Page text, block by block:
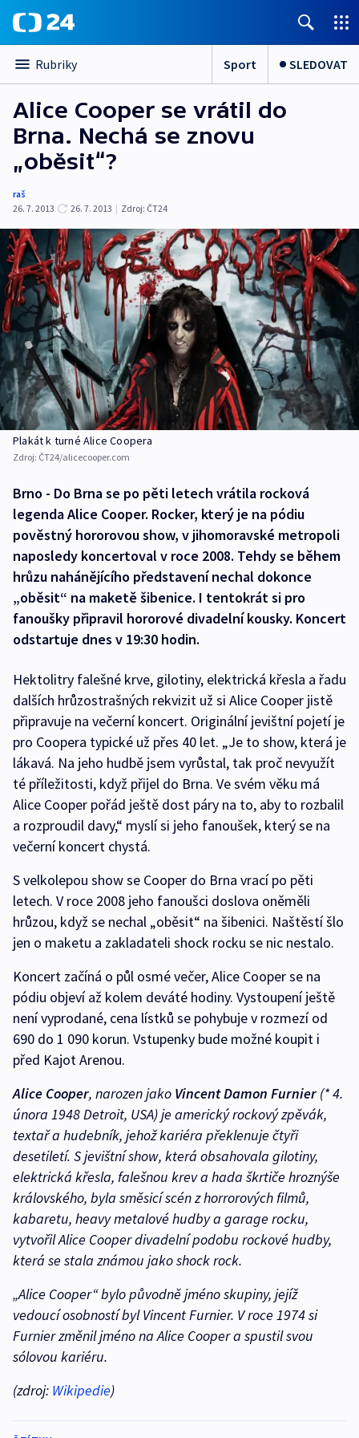
Rubriky Sport SLEDOVAT
Alice Cooper se vrátil do
Brna. Nechá se znovu
„oběsit“?
raš
26. 7. 2013
26. 7. 2013 | Zdroj: ČT24
Plakát k turné Alice Coopera
Zdroj: ČT24/alicecooper.com
Brno - Do Brna se po pěti letech vrátila rocková
legenda Alice Cooper. Rocker, který je na pódiu
pověstný hororovou show, v jihomoravské metropoli
naposledy koncertoval v roce 2008. Tehdy se během
hrůzu nahánějícího představení nechal dokonce
„oběsit“ na maketě šibenice. I tentokrát si pro
fanoušky připravil hororové divadelní kousky. Koncert
odstartuje dnes v 19:30 hodin.
Hektolitry falešné krve, gilotiny, elektrická křesla a řadu
dalších hrůzostrašných rekvizit už si Alice Cooper jistě
připravuje na večerní koncert. Originální jevištní pojetí je
pro Coopera typické už přes 40 let. „Je to show, která je
lákavá. Na jeho hudbě jsem vyrůstal, tak proč nevyužít
té příležitosti, když přijel do Brna. Ve svém věku má
Alice Cooper pořád ještě dost páry na to, aby to rozbalil
a rozproudil davy,“ myslí si jeho fanoušek, který se na
večerní koncert chystá.
S velkolepou show se Cooper do Brna vrací po pěti
letech. V roce 2008 jeho fanoušci doslova oněměli
hrůzou, když se nechal „oběsit“ na šibenici. Naštěstí šlo
jen o maketu a zakladateli shock rocku se nic nestalo.
Koncert začíná o půl osmé večer, Alice Cooper se na
pódiu objeví až kolem deváté hodiny. Vystoupení ještě
není vyprodané, cena lístků se pohybuje v rozmezí od
690 do 1 090 korun. Vstupenky bude možné koupit i
před Kajot Arenou.
Alice Cooper, narozen jako Vincent Damon Furnier (* 4.
února 1948 Detroit, USA) je americký rockový zpěvák,
textař a hudebník, jehož kariéra překlenuje čtyři
desetiletí. S jevištní show, která obsahovala gilotiny,
elektrická křesla, falešnou krev a hada škrtiče hroznýše
královského, byla směsicí scén z horrorových filmů,
kabaretu, heavy metalové hudby a garage rocku,
vytvořil Alice Cooper divadelní podobu rockové hudby,
která se stala známou jako shock rock.
„Alice Cooper“ bylo původně jméno skupiny, jejíž
vedoucí osobností byl Vincent Furnier. V roce 1974 si
Furnier změnil jméno na Alice Cooper a spustil svou
sólovou kariéru.
(zdroj: Wikipedie)